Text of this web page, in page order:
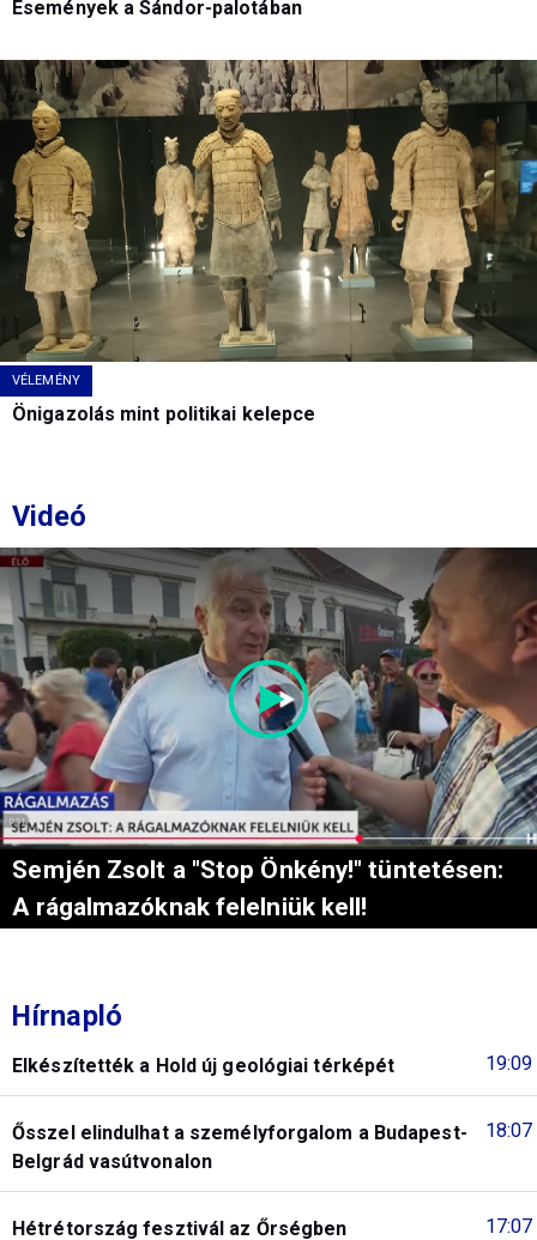
Események a Sándor-palotában
VÉLEMÉNY
Önigazolás mint politikai kelepce
Videó
Semjén Zsolt a "Stop Önkény!" tüntetésen:
A rágalmazóknak felelniük kell!
Hírnapló
19:09
Elkészítették a Hold új geológiai térképét
18:07
Ősszel elindulhat a személyforgalom a Budapest-
Belgrád vasútvonalon
17:07
Hétrétország fesztivál az Őrségben